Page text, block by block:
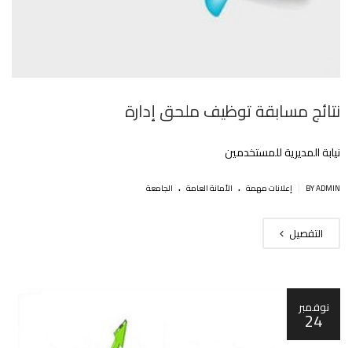
نتائج مسابقة توظيف ملحق إدارة
نيابة المديرية للمستخدمين
BY ADMIN إعلانات مهمة . اﻷمانة العامة . الجامعة
التفصيل
نوفمبر
24